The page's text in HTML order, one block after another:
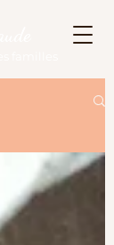
familles